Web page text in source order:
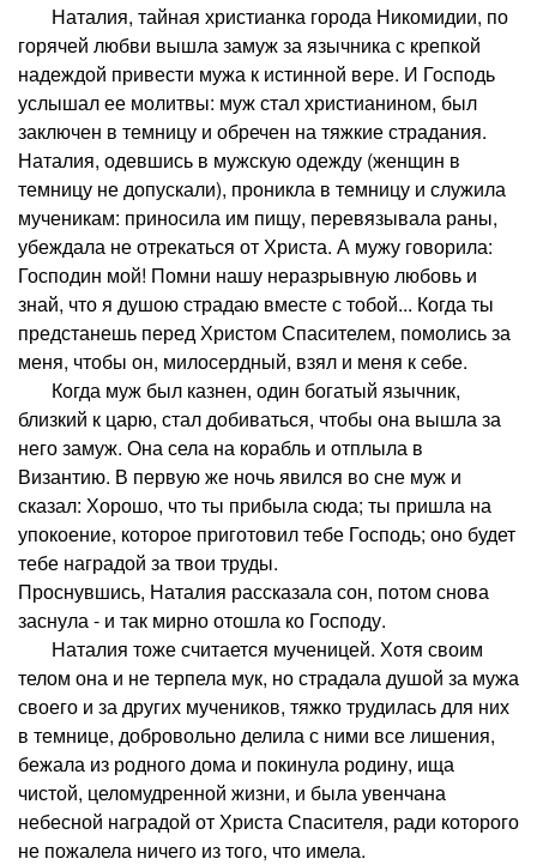
Наталия, тайная христианка города Никомидии, по
горячей любви вышла замуж за язычника с крепкой
надеждой привести мужа к истинной вере. И Господь
услышал ее молитвы: муж стал христианином, был
заключен в темницу и обречен на тяжкие страдания.
Наталия, одевшись в мужскую одежду (женщин в
темницу не допускали), проникла в темницу и служила
мученикам: приносила им пищу, перевязывала раны,
убеждала не отрекаться от Христа. А мужу говорила:
Господин мой! Помни нашу неразрывную любовь и
знай, что я душою страдаю вместе с тобой... Когда ты
предстанешь перед Христом Спасителем, помолись за
меня, чтобы он, милосердный, взял и меня к себе.
Когда муж был казнен, один богатый язычник,
близкий к царю, стал добиваться, чтобы она вышла за
него замуж. Она села на корабль и отплыла в
Византию. В первую же ночь явился во сне муж и
сказал: Хорошо, что ты прибыла сюда; ты пришла на
упокоение, которое приготовил тебе Господь; оно будет
тебе наградой за твои труды.
Проснувшись, Наталия рассказала сон, потом снова
заснула - и так мирно отошла ко Господу.
Наталия тоже считается мученицей. Хотя своим
телом она и не терпела мук, но страдала душой за мужа
своего и за других мучеников, тяжко трудилась для них
в темнице, добровольно делила с ними все лишения,
бежала из родного дома и покинула родину, ища
чистой, целомудренной жизни, и была увенчана
небесной наградой от Христа Спасителя, ради которого
не пожалела ничего из того, что имела.